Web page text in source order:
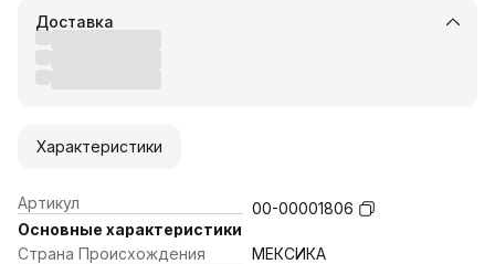
Доставка
Характеристики
Артикул
00-00001806
Основные характеристики
Страна Происхождения
МЕКСИКА